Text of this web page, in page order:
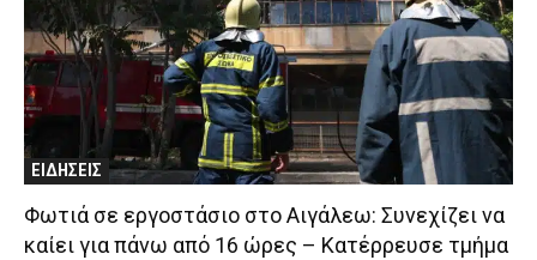
ΕΙΔΗΣΕΙΣ
Φωτιά σε εργοστάσιο στο Αιγάλεω: Συνεχίζει να
καίει για πάνω από 16 ώρες – Κατέρρευσε τμήμα